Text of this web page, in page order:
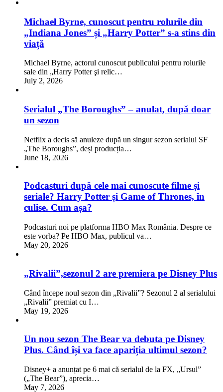
Michael Byrne, cunoscut pentru rolurile din
„Indiana Jones” și „Harry Potter” s-a stins din
viață
Michael Byrne, actorul cunoscut publicului pentru rolurile
sale din „Harry Potter şi relic…
July 2, 2026
Serialul „The Boroughs” – anulat, după doar
un sezon
Netflix a decis să anuleze după un singur sezon serialul SF
„The Boroughs”, deși producția…
June 18, 2026
Podcasturi după cele mai cunoscute filme și
seriale? Harry Potter și Game of Thrones, în
culise. Cum așa?
Podcasturi noi pe platforma HBO Max România. Despre ce
este vorba? Pe HBO Max, publicul va…
May 20, 2026
„Rivalii”,sezonul 2 are premiera pe Disney Plus
Când începe noul sezon din „Rivalii”? Sezonul 2 al serialului
„Rivalii” premiat cu I…
May 19, 2026
Un nou sezon The Bear va debuta pe Disney
Plus. Când își va face apariția ultimul sezon?
Disney+ a anunțat pe 6 mai că serialul de la FX, „Ursul”
(„The Bear”), aprecia…
May 7, 2026